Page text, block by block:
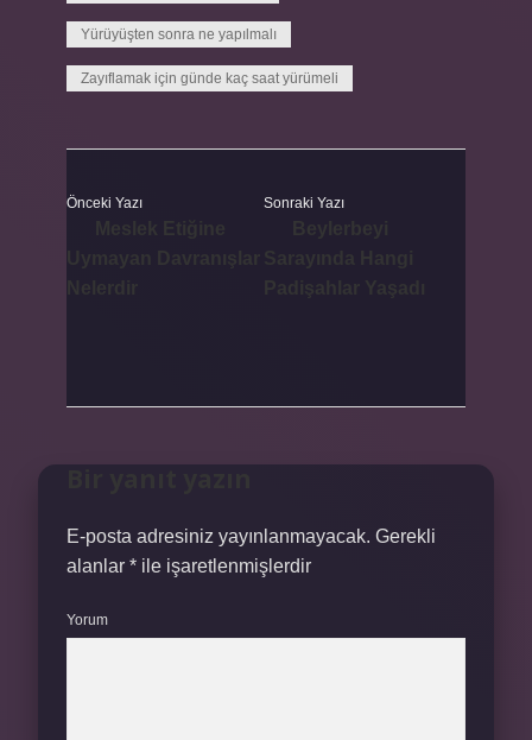
Yürüyüşten sonra ne yapılmalı
Zayıflamak için günde kaç saat yürümeli
Önceki Yazı Sonraki Yazı
E-posta adresiniz yayınlanmayacak. Gerekli
alanlar * ile işaretlenmişlerdir
Yorum